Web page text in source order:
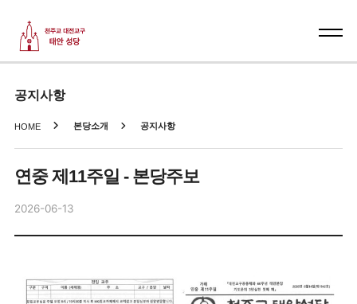
공지사항
HOME 본당소개 공지사항
연중 제11주일 - 본당주보
2026-06-13